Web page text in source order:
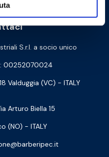
S.r.l. a socio unico
00252070024
Valduggia (VC) - ITALY
Arturo Biella 15
(NO) - ITALY